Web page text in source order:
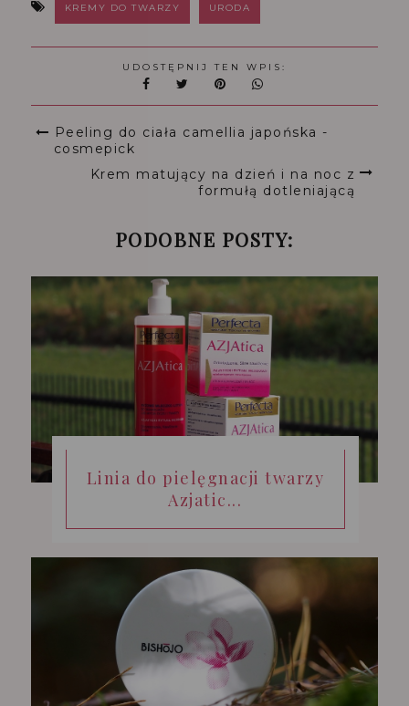
KREMY DO TWARZY URODA
UDOSTĘPNIJ TEN WPIS:
Peeling do ciała camellia japońska -
cosmepick
Krem matujący na dzień i na noc z
formułą dotleniającą
PODOBNE POSTY:
Linia do pielęgnacji twarzy
Azjatic...